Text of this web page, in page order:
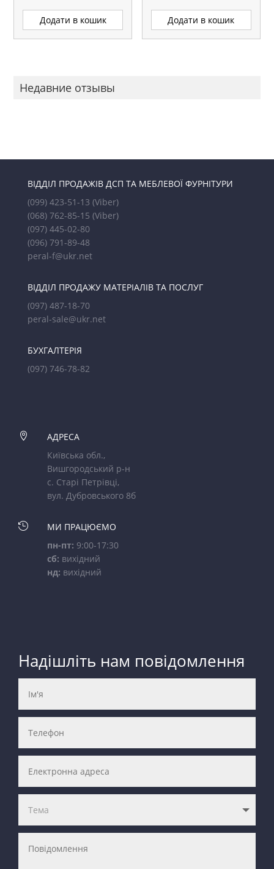
Додати в кошик Додати в кошик
Недавние отзывы
ВІДДІЛ ПРОДАЖІВ ДСП ТА МЕБЛЕВОЇ ФУРНІТУРИ
(099) 423-51-13 (Viber)
(068) 762-85-15 (Viber)
(097) 445-02-80
(096) 791-89-48
peral-f@ukr.net
ВІДДІЛ ПРОДАЖУ МАТЕРІАЛІВ ТА ПОСЛУГ
(097) 487-18-70
peral-sale@ukr.net
БУХГАЛТЕРІЯ
(097) 746-78-82

АДРЕСА
Київська обл.,
Вишгородський р-н
с. Старі Петрівці,
вул. Дубровського 8б

МИ ПРАЦЮЄМО
пн-пт: 9:00-17:30
сб: вихідний
нд: вихідний
Надішліть нам повідомлення